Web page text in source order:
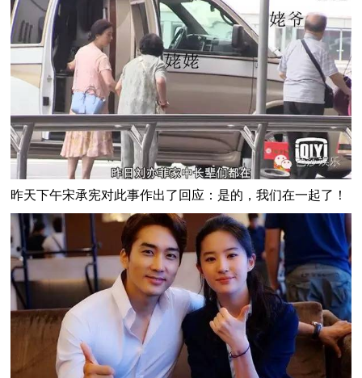
昨天下午宋承宪对此事作出了回应： 是的，我们在一起了！